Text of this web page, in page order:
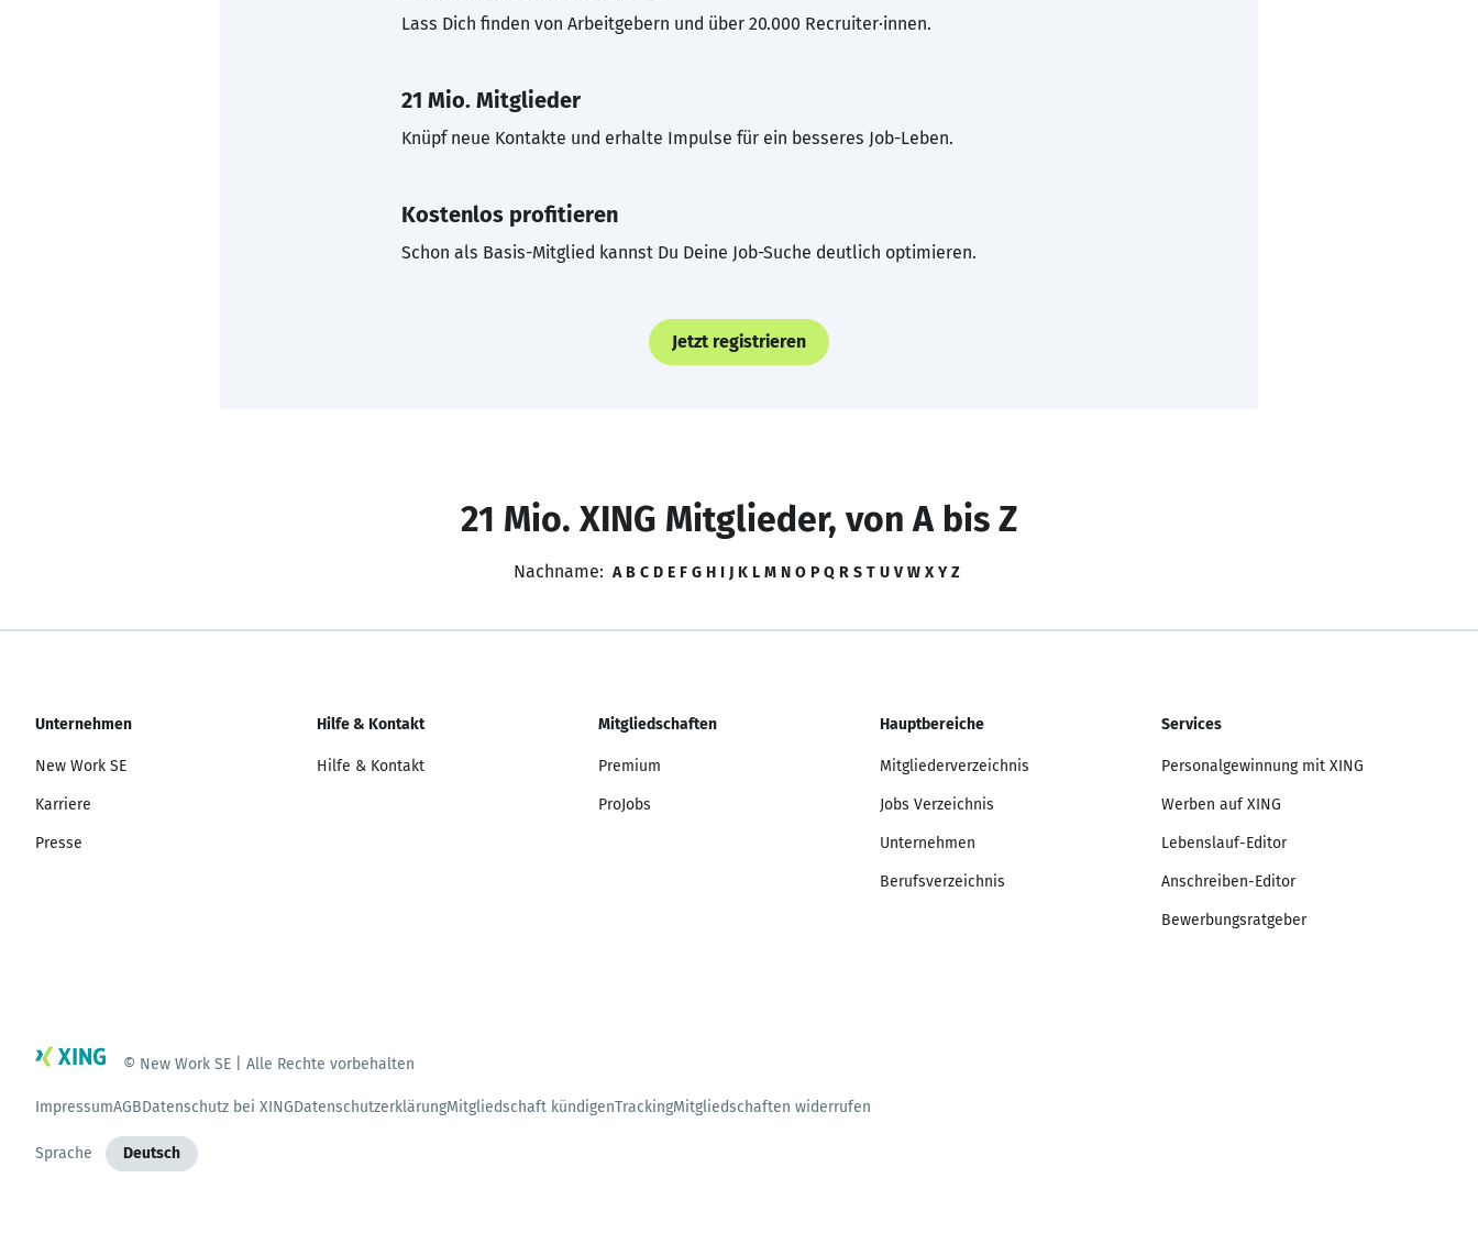
Lass Dich finden von Arbeitgebern und über 20.000 Recruiter·innen.
21 Mio. Mitglieder
Knüpf neue Kontakte und erhalte Impulse für ein besseres Job-Leben.
Kostenlos profitieren
Schon als Basis-Mitglied kannst Du Deine Job-Suche deutlich optimieren.
Jetzt registrieren
21 Mio. XING Mitglieder, von A bis Z
Nachname: A B C D E F G H I J K L M N O P Q R S T U V W X Y Z
Unternehmen
New Work SE
Karriere
Presse
Hilfe & Kontakt
Hilfe & Kontakt
Mitgliedschaften
Premium
ProJobs
Hauptbereiche
Mitgliederverzeichnis
Jobs Verzeichnis
Unternehmen
Berufsverzeichnis
Services
Personalgewinnung mit XING
Werben auf XING
Lebenslauf-Editor
Anschreiben-Editor
Bewerbungsratgeber
© New Work SE | Alle Rechte vorbehalten
ImpressumAGBDatenschutz bei XINGDatenschutzerklärungMitgliedschaft kündigenTrackingMitgliedschaften widerrufen
Sprache Deutsch